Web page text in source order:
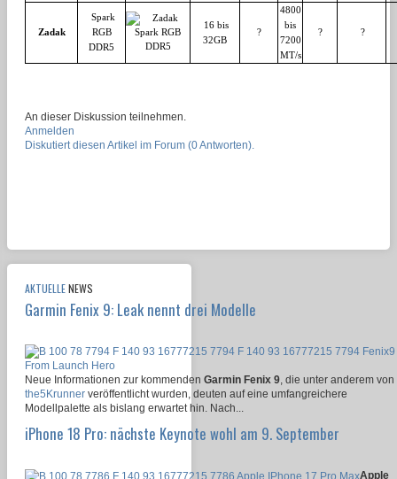
Zadak
Spark
RGB
DDR5
16 bis
32GB
?
4800
bis
7200
MT/s
? ?
An dieser Diskussion teilnehmen.
Anmelden
Diskutiert diesen Artikel im Forum (0 Antworten).
AKTUELLENEWS
Garmin Fenix 9: Leak nennt drei Modelle
Neue Informationen zur kommenden Garmin Fenix 9 , die unter anderem von
the5Krunner veröffentlicht wurden, deuten auf eine umfangreichere
Modellpalette als bislang erwartet hin. Nach...
iPhone 18 Pro: nächste Keynote wohl am 9. September
Apple